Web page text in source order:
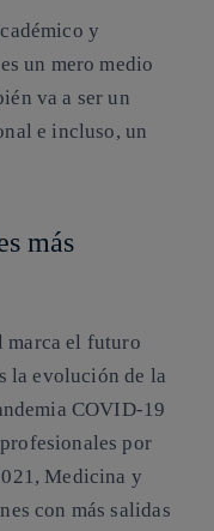
y
un mero medio
va a ser un
e incluso, un
más
marca el futuro
la evolución de la
COVID-19
por
Medicina y
con más salidas